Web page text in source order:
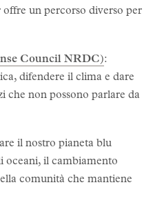
un percorso diverso per
Council NRDC):
difendere il clima e dare
che non possono parlare da
il nostro pianeta blu
oceani, il cambiamento
comunità che mantiene